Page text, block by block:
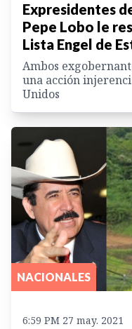
Expresidentes
Pepe Lobo le
Lista Engel de
Ambos
una acción
Unidos
NACIONALES
6:59 PM 27 may. 2021